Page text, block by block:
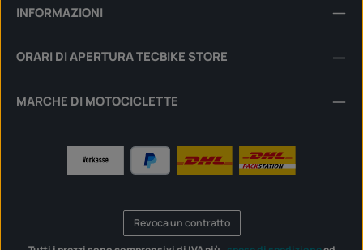
INFORMAZIONI
ORARI DI APERTURA TECBIKE STORE
MARCHE DI MOTOCICLETTE
Revoca un contratto